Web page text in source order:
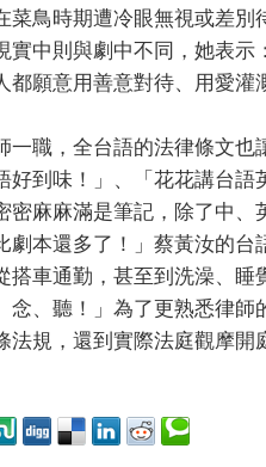
菜鳥時期遭冷眼無視或差
實中則與劇中不同，她表
願意用善意對待、用愛灌
一職，全台語的法律條文
好到味！」、「花花講台
密麻麻滿是筆記，除了中
劇本還多了！」蔡黃汝的台
搭車通勤，甚至到洗澡、
念、聽！」為了更熟悉律
法規，還到實際法庭觀摩